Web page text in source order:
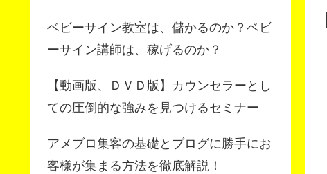
ベビーサイン教室は、儲かるのか？ベビ
ーサイン講師は、稼げるのか？
【動画版、ＤＶＤ版】カウンセラーとし
ての圧倒的な強みを見つけるセミナー
アメブロ集客の基礎とブログに勝手にお
客様が集まる方法を徹底解説！